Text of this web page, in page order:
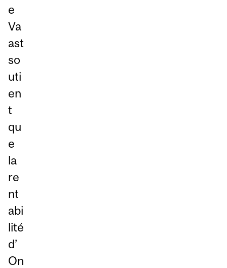
e
Va
ast
so
uti
en
t
qu
e
la
re
nt
abi
lité
d’
On